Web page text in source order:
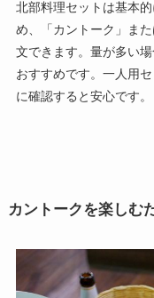
北部料理セットは基本
め、「カントーク」ま
文できます。量が多い
おすすめです。一人用
に確認すると安心です。
カントークを楽しむ